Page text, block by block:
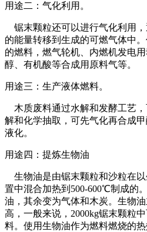
用途二：气化利用。
锯末颗粒还可以进行气化利用
的能量转移到生成的可燃气体中
的燃料，燃气轮机、内燃机发电
醇、有机酸等合成用原料气等。
用途三：生产液体燃料。
木质废料通过水解和发酵工艺
解和化学抽取，可先气化再合成
液化。
用途四：提炼生物油
生物油是由锯末颗粒和沙粒在
置中混合加热到500-600℃制成的
油，其余变为气体和木炭。生物
高，一般来说，2000kg锯末颗粒
料。使用生物油作为燃料燃烧的